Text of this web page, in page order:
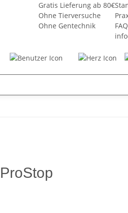
Gratis Lieferung ab 80€
Ohne Tierversuche
Ohne Gentechnik
FAQ
Seminare Gutschein